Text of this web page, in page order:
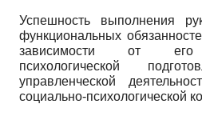
Успешность выполнения
функциональных
зависимости от его
психологической
управленческой
социально-психологической